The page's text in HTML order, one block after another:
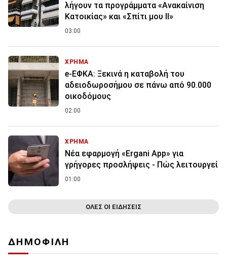
λήγουν τα προγράμματα «Ανακαίνιση
Κατοικίας» και «Σπίτι μου ΙΙ»
03:00
ΧΡΗΜΑ
e-ΕΦΚΑ: Ξεκινά η καταβολή του
αδειοδωροσήμου σε πάνω από 90.000
οικοδόμους
02:00
ΧΡΗΜΑ
Νέα εφαρμογή «Ergani App» για
γρήγορες προσλήψεις - Πώς λειτουργεί
01:00
ΟΛΕΣ ΟΙ ΕΙΔΗΣΕΙΣ
ΔΗΜΟΦΙΛΗ